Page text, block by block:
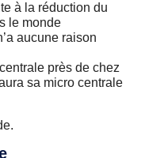
à la réduction du
le monde
aucune raison
près de chez
sa micro centrale